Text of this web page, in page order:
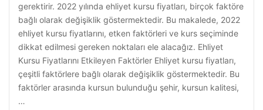
gerektirir. 2022 yılında ehliyet kursu fiyatları, birçok faktöre
bağlı olarak değişiklik göstermektedir. Bu makalede, 2022
ehliyet kursu fiyatlarını, etken faktörleri ve kurs seçiminde
dikkat edilmesi gereken noktaları ele alacağız. Ehliyet
Kursu Fiyatlarını Etkileyen Faktörler Ehliyet kursu fiyatları,
çeşitli faktörlere bağlı olarak değişiklik göstermektedir. Bu
faktörler arasında kursun bulunduğu şehir, kursun kalitesi,
…